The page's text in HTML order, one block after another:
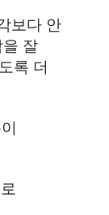
보다 안
잘
록 더
로